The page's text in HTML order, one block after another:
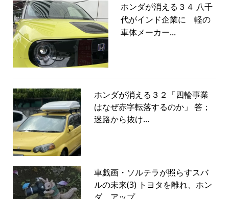
ホンダが消える３４ 八千
代がインド企業に 軽の
車体メーカー...
ホンダが消える３２「四輪事業
はなぜ赤字転落するのか」 答；
迷路から抜け...
車戯画・ソルテラが照らすスバ
ルの未来(3) トヨタを離れ、ホン